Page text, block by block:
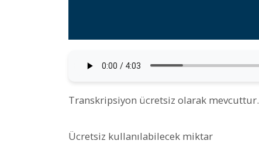
Transkripsiyon ücretsiz olarak mevcuttur.
Ücretsiz kullanılabilecek miktar